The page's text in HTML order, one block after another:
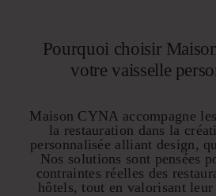
Pourquoi choisir
votre vaisselle
Maison CYNA accompagne
la restauration dans la
personnalisée alliant design,
Nos solutions sont pensées
contraintes réelles des
hôtels, tout en valorisant